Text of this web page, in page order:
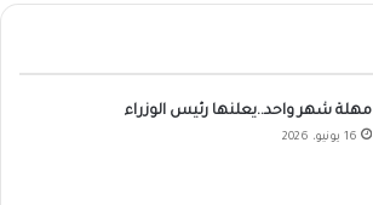
مهلة شهر واحد..يعلنها رئيس الوزراء
16 يونيو، 2026